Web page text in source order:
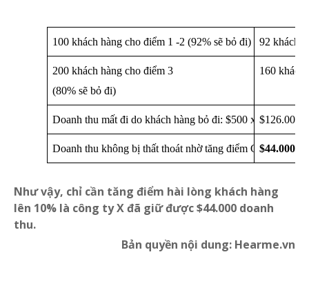
100 khách hàng cho điểm 1 -2 (92% sẽ bỏ đi) 92 khách
200 khách hàng cho điểm 3
(80% sẽ bỏ đi)
160 khách
Doanh thu mất đi do khách hàng bỏ đi: $500 x (92 + 160)
$126.000
Doanh thu không bị thất thoát nhờ tăng điểm CSAT lên
$44.000
Như vậy, chỉ cần tăng điểm hài lòng khách hàng
lên 10% là công ty X đã giữ được $44.000 doanh
thu.
Bản quyền nội dung: Hearme.vn